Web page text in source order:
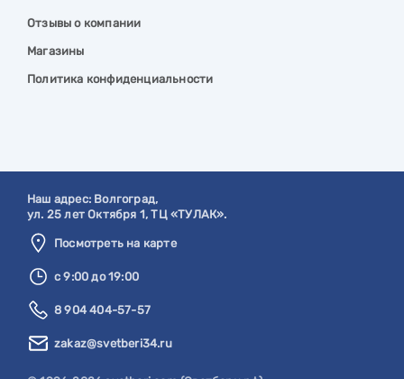
Отзывы о компании
Магазины
Политика конфиденциальности
Наш адрес: Волгоград,
ул. 25 лет Октября 1, ТЦ «ТУЛАК».
Посмотреть на карте
с 9:00 до 19:00
8 904 404-57-57
zakaz@svetberi34.ru